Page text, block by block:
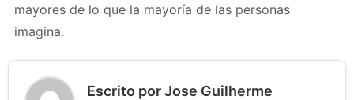
mayores de lo que la mayoría de las personas
imagina.
Escrito por Jose Guilherme